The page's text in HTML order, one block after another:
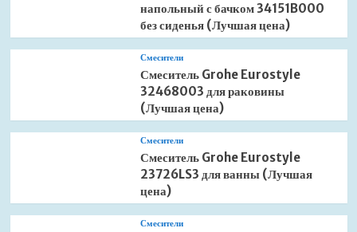
напольный с бачком 34151B000
без сиденья (Лучшая цена)
Смесители
Смеситель Grohe Eurostyle
32468003 для раковины
(Лучшая цена)
Смесители
Смеситель Grohe Eurostyle
23726LS3 для ванны (Лучшая
цена)
Смесители